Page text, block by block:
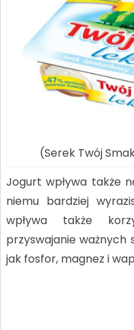
(Serek Twój
Jogurt wpływa także
niemu bardziej
wpływa także
przyswajanie ważnych
jak fosfor, magnez i